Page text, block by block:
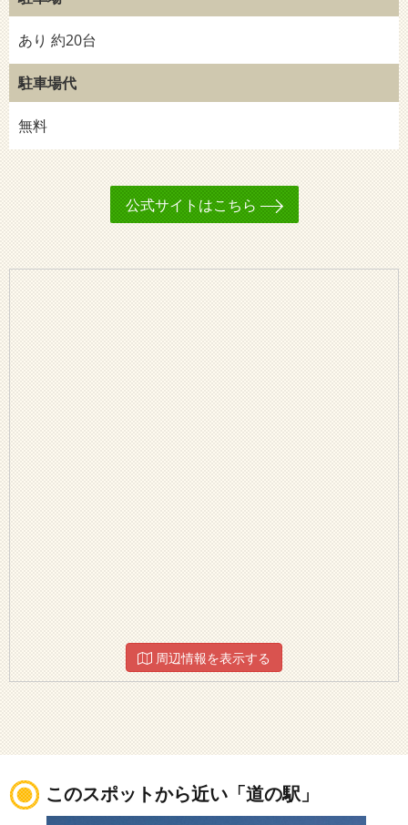
あり 約20台
駐車場代
無料
公式サイトはこちら
周辺情報を表示する
このスポットから近い「道の駅」